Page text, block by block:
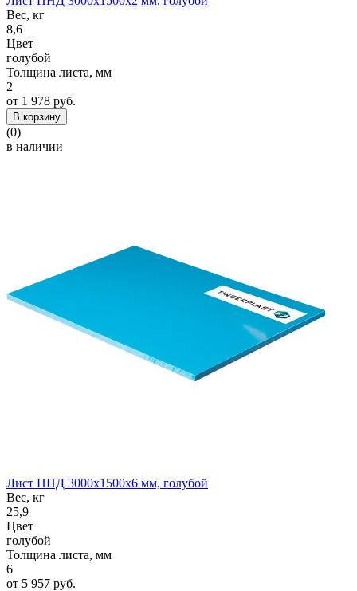
Вес, кг
8,6
Цвет
голубой
Толщина листа, мм
2
от 1 978 руб.
В корзину
(0)
в наличии
Лист ПНД 3000x1500x6 мм, голубой
Вес, кг
25,9
Цвет
голубой
Толщина листа, мм
6
от 5 957 руб.